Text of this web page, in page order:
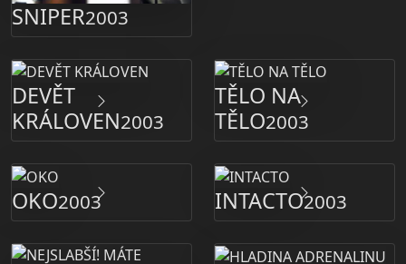
SNIPER2003
DEVĚT
KRÁLOVEN2003
TĚLO NA
TĚLO2003
OKO2003 INTACTO2003